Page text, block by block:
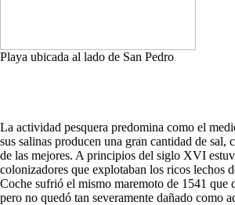
Playa ubicada al lado de San Pedro
La actividad pesquera predomina como el
sus salinas producen una gran cantidad de sal,
de las mejores. A principios del siglo XVI
colonizadores que explotaban los ricos lechos
Coche sufrió el mismo maremoto de 1541 que
pero no quedó tan severamente dañado como